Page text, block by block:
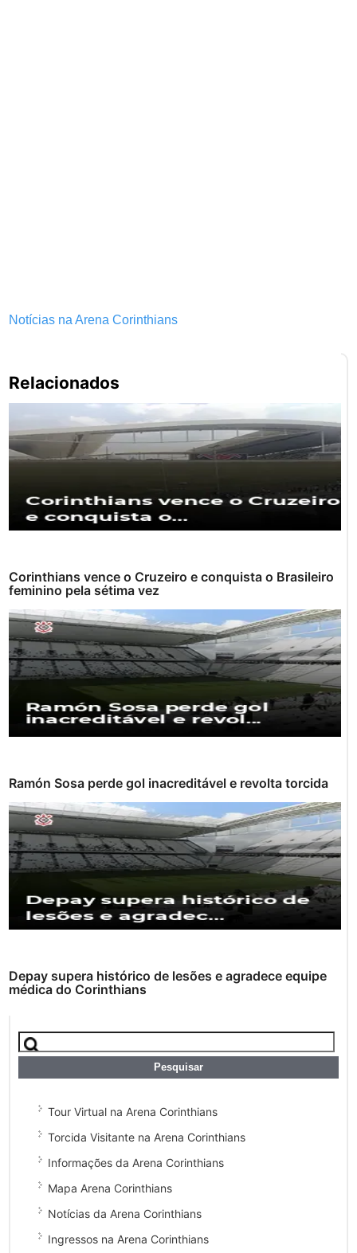
Notícias na Arena Corinthians
Relacionados
Corinthians vence o Cruzeiro e conquista o Brasileiro
feminino pela sétima vez
Ramón Sosa perde gol inacreditável e revolta torcida
Depay supera histórico de lesões e agradece equipe
médica do Corinthians
Tour Virtual na Arena Corinthians
Torcida Visitante na Arena Corinthians
Informações da Arena Corinthians
Mapa Arena Corinthians
Notícias da Arena Corinthians
Ingressos na Arena Corinthians